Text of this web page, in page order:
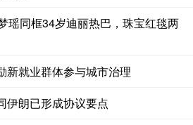
瑶同框34岁迪丽热巴，珠宝红毯两
新就业群体参与城市治理
伊朗已形成协议要点